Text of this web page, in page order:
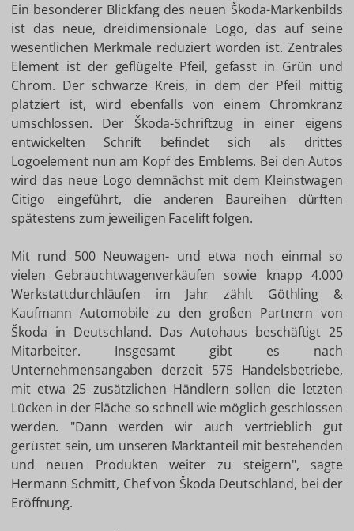
Ein besonderer Blickfang des neuen Škoda-Markenbilds
ist das neue, dreidimensionale Logo, das auf seine
wesentlichen Merkmale reduziert worden ist. Zentrales
Element ist der geflügelte Pfeil, gefasst in Grün und
Chrom. Der schwarze Kreis, in dem der Pfeil mittig
platziert ist, wird ebenfalls von einem Chromkranz
umschlossen. Der Škoda-Schriftzug in einer eigens
entwickelten Schrift befindet sich als drittes
Logoelement nun am Kopf des Emblems. Bei den Autos
wird das neue Logo demnächst mit dem Kleinstwagen
Citigo eingeführt, die anderen Baureihen dürften
spätestens zum jeweiligen Facelift folgen.
Mit rund 500 Neuwagen- und etwa noch einmal so
vielen Gebrauchtwagenverkäufen sowie knapp 4.000
Werkstattdurchläufen im Jahr zählt Göthling &
Kaufmann Automobile zu den großen Partnern von
Škoda in Deutschland. Das Autohaus beschäftigt 25
Mitarbeiter. Insgesamt gibt es nach
Unternehmensangaben derzeit 575 Handelsbetriebe,
mit etwa 25 zusätzlichen Händlern sollen die letzten
Lücken in der Fläche so schnell wie möglich geschlossen
werden. "Dann werden wir auch vertrieblich gut
gerüstet sein, um unseren Marktanteil mit bestehenden
und neuen Produkten weiter zu steigern", sagte
Hermann Schmitt, Chef von Škoda Deutschland, bei der
Eröffnung.